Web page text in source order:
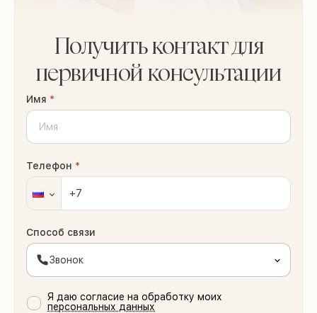
Получить контакт для
первичной консультации
Имя *
Телефон *
Способ связи
Звонок
Я даю согласие на обработку моих
персональных данных